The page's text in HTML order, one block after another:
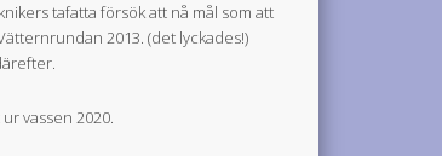
tafatta försök att nå mål som att
2013. (det lyckades!)
vassen 2020.